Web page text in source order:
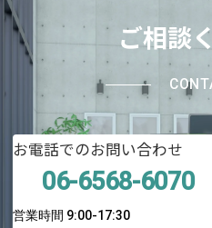
ご相談
お電話でのお問い合わせ
06-6568-6070
営業時間 9:00-17:30